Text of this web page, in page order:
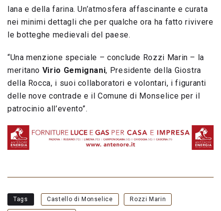
lana e della farina. Un’atmosfera affascinante e curata
nei minimi dettagli che per qualche ora ha fatto rivivere
le botteghe medievali del paese.
“Una menzione speciale – conclude Rozzi Marin – la
meritano Virio Gemignani, Presidente della Giostra
della Rocca, i suoi collaboratori e volontari, i figuranti
delle nove contrade e il Comune di Monselice per il
patrocinio all’evento”.
Tags Castello di Monselice Rozzi Marin